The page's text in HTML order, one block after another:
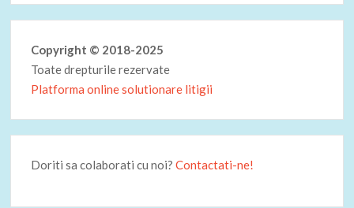
Copyright © 2018-2025
Toate drepturile rezervate
Platforma online solutionare litigii
Doriti sa colaborati cu noi?Contactati-ne!